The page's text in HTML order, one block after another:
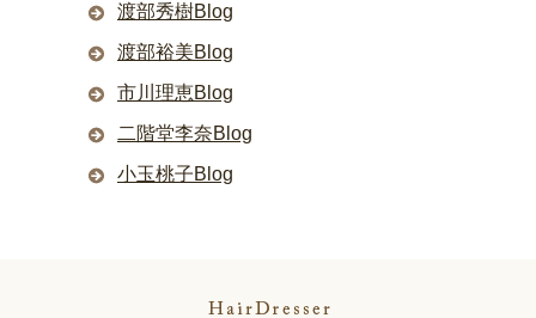
渡部秀樹Blog
渡部裕美Blog
市川理恵Blog
二階堂李奈Blog
小玉桃子Blog